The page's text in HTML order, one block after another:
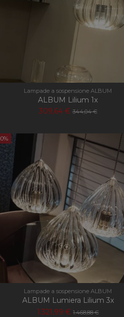
Lampade a sospensione ALBUM
ALBUM Lilium 1x
309,64 € 344,04 €
Lampade a sospensione ALBUM
ALBUM Lumiera Lilium 3x
1.321,99 € 1.468,88 €